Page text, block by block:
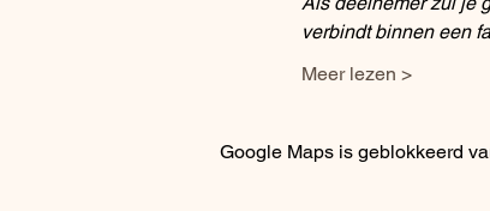
verbindt binnen een
Meer lezen >
Google Maps is geblokkeerd